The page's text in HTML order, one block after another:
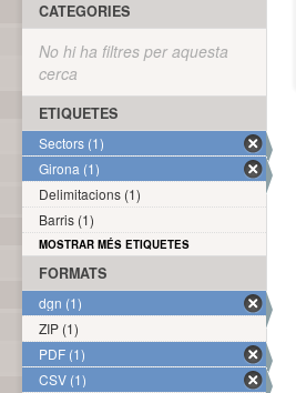
CATEGORIES
No hi ha filtres per aquesta
cerca
ETIQUETES
Sectors (1)
Girona (1)
Delimitacions (1)
Barris (1)
MOSTRAR MÉS ETIQUETES
FORMATS
dgn (1)
ZIP (1)
PDF (1)
CSV (1)